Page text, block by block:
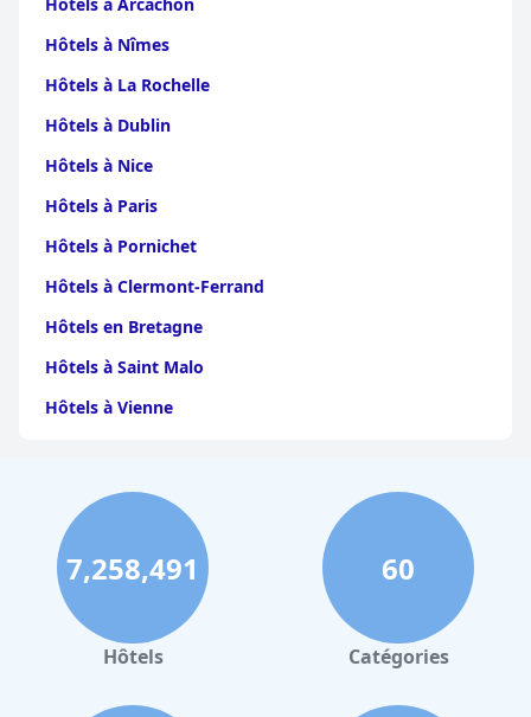
Hôtels à Nîmes
Hôtels à La Rochelle
Hôtels à Dublin
Hôtels à Nice
Hôtels à Paris
Hôtels à Pornichet
Hôtels à Clermont-Ferrand
Hôtels en Bretagne
Hôtels à Saint Malo
Hôtels à Vienne
Hôtels à Perpignan
Hôtels au Grand-Bornand
Hôtels à Strasbourg
Hôtels à Valence
Hôtels à Gerardmer
7,258,491
Hôtels
60
Catégories